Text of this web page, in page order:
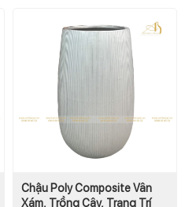
Chậu Poly Composite Vân
Xám, Trồng Cây, Trang Trí